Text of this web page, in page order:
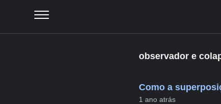
observador e
Como a
1 ano atrás